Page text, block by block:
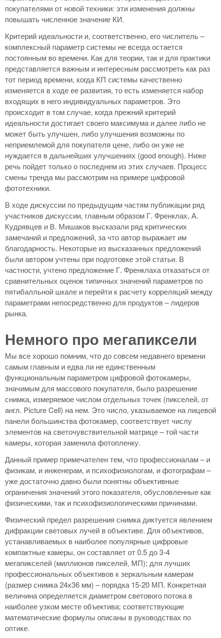
покупателями от новой техники: эти изменения должны
повышать численное значение КИ.
Критерий идеальности и, соответственно, его числитель –
комплексный параметр системы не всегда остается
постоянным во времени. Как для теории, так и для практики
представляется важным и интересным рассмотреть как раз
тот период времени, когда КП системы качественно
изменяется в ходе ее развития, то есть изменяется набор
входящих в него индивидуальных параметров. Это
происходит в том случае, когда прежний критерий
идеальности достигает своего максимума и далее либо не
может быть улучшен, либо улучшения возможны по
неприемлемой для покупателя цене, либо он уже не
нуждается в дальнейших улучшениях (good enough). Ниже
речь пойдет только о последнем из этих случаев. Процесс
смены тренда мы рассмотрим на примере цифровой
фототехники.
В ходе дискуссии по предыдущим частям публикации ряд
участников дискуссии, главным образом Г. Френклах, А.
Кудрявцев и В. Мишаков высказали ряд критических
замечаний и предложений, за что автор выражает им
благодарность. Некоторые из высказанных предложений
были автором учтены при подготовке этой статьи. В
частности, учтено предложение Г. Френклаха отказаться от
сравнительных оценок типичных значений параметров по
пятибалльной шкале и перейти к расчету корреляций между
параметрами непосредственно для продуктов – лидеров
рынка.
Немного про мегапиксели
Мы все хорошо помним, что до совсем недавнего времени
самым главным и едва ли не единственным
функциональным параметром цифровой фотокамеры,
значимым для массового покупателя, было разрешение
снимка, измеряемое числом отдельных точек (пикселей, от
англ. Picture Cell) на нем. Это число, указываемое на лицевой
панели большинства фотокамер, соответствует числу
элементов на светочувствительной матрице – той части
камеры, которая заменила фотопленку.
Данный пример примечателен тем, что профессионалам – и
физикам, и инженерам, и психофизиологам, и фотографам –
уже достаточно давно были понятны объективные
ограничения значений этого показателя, обусловленные как
физическими, так и психофизиологическими причинами.
Физический предел разрешения снимка диктуется явлением
дифракции световых лучей в объективе. Для объективов,
устанавливаемых в наиболее популярные цифровые
компактные камеры, он составляет от 0.5 до 3-4
мегапикселей (миллионов пикселей, МП); для лучших
профессиональных объективов к зеркальным камерам
(размер снимка 24х36 мм) – порядка 15-20 МП. Конкретная
величина определяется диаметром светового потока в
наиболее узком месте объектива; соответствующие
математические формулы описаны в руководствах по
оптике.